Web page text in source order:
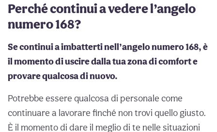
Perché continui a vedere l’angelo
numero 168?
Se continui a imbatterti nell’angelo numero 168, è
il momento di uscire dalla tua zona di comfort e
provare qualcosa di nuovo.
Potrebbe essere qualcosa di personale come
continuare a lavorare finché non trovi quello giusto.
È il momento di dare il meglio di te nelle situazioni